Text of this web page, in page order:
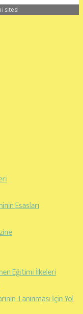
sitesi
Esasları
Eğitimi İlkeleri
Tanınması İçin Yol